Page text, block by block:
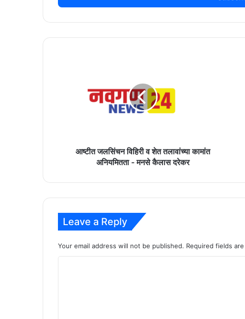
आष्टीत जलसिंचन विहिरी व शेत तलावांच्या कामांत
अनियमितता - मनसे कैलास दरेकर
Leave a Reply
Your email address will not be published. Required fields